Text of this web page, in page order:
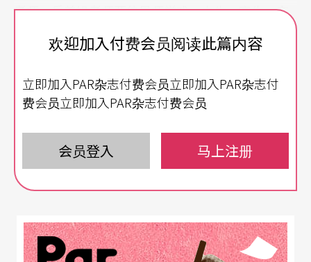
老师、岳美缇老师两位恩师学戏，巾生、官生、穷
生、雉尾生都学过。张若虚这个人物，我比较把他
一些。声音、身形、舞蹈动作，都是从传统程式来
的，这样创作的时候有一个基本的依托，也是一种
对传统的再运用。
至于创新，我觉得是感知张若虚对于时间的思考。
分别是16岁、26岁和66岁。这部分的创新，其实在
传统舞台上也有可借鉴的，比如说杜丽娘就是生生
欢迎加入付费会员阅读此篇内容
立即加入PAR杂志付费会员立即加入PAR杂志付
费会员立即加入PAR杂志付费会员
会员登入 马上注册